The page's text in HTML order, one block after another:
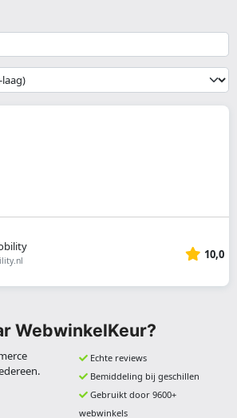
10,0
WebwinkelKeur?
Echte reviews
Bemiddeling bij geschillen
Gebruikt door 9600+
webwinkels